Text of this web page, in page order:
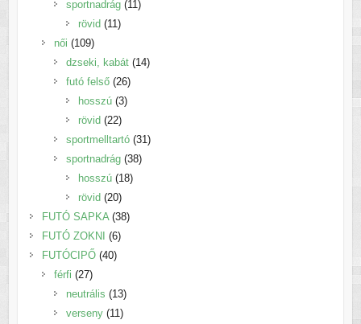
termék
sportnadrág 11 11
rövid 11 11
női 109109
termék
dzseki, kabát 1414
futó felső 2626
termék
hosszú 33
rövid 2222
termék
sportmelltartó 31 31
sportnadrág 3838
hosszú 1818
rövid 2020
termék
FUTÓ SAPKA 3838
FUTÓ ZOKNI 66
termék
FUTÓCIPŐ 4040
férfi 2727
termék
neutrális 1313
termék
verseny 11 11